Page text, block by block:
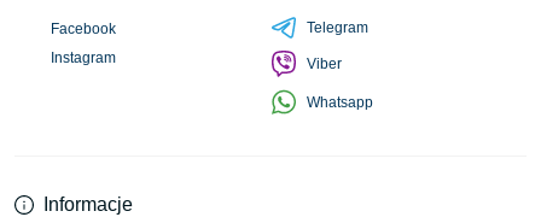
Informacje
Facebook
Instagram
Telegram
Viber
Whatsapp